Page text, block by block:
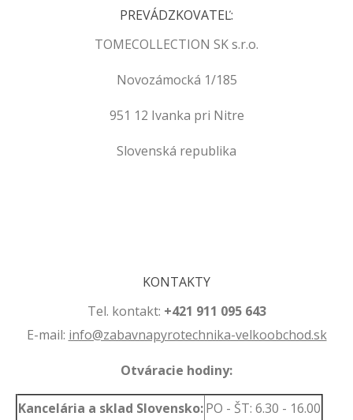
PREVÁDZKOVATEĽ:
TOMECOLLECTION SK s.r.o.
Novozámocká 1/185
951 12 Ivanka pri Nitre
Slovenská republika
KONTAKTY
Tel. kontakt: +421 911 095 643
E-mail: info@zabavnapyrotechnika-velkoobchod.sk
Otváracie hodiny:
Kancelária a sklad Slovensko:PO - ŠT: 6.30 - 16.00